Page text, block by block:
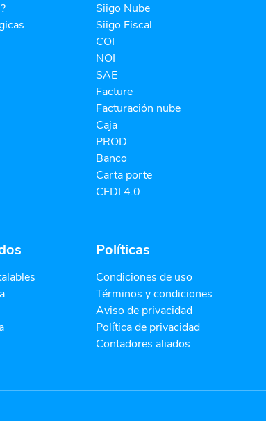
Siigo Nube
Siigo Fiscal
COI
NOI
SAE
Facture
Facturación nube
Caja
PROD
Banco
Carta porte
CFDI 4.0
Políticas
Condiciones de uso
Términos y condiciones
Aviso de privacidad
Política de privacidad
Contadores aliados